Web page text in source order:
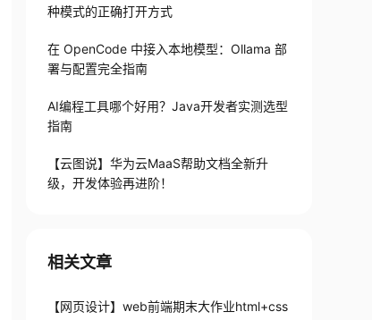
种模式的正确打开方式
在 OpenCode 中接入本地模型：Ollama 部
署与配置完全指南
AI编程工具哪个好用？Java开发者实测选型
指南
【云图说】华为云MaaS帮助文档全新升
级，开发体验再进阶！
相关文章
【网页设计】web前端期末大作业html+css